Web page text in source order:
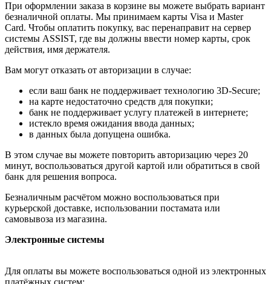
При оформлении заказа в корзине вы можете выбрать вариант
безналичной оплаты. Мы принимаем карты Visa и Master
Card. Чтобы оплатить покупку, вас перенаправит на сервер
системы ASSIST, где вы должны ввести номер карты, срок
действия, имя держателя.
Вам могут отказать от авторизации в случае:
если ваш банк не поддерживает технологию 3D-Secure;
на карте недостаточно средств для покупки;
банк не поддерживает услугу платежей в интернете;
истекло время ожидания ввода данных;
в данных была допущена ошибка.
В этом случае вы можете повторить авторизацию через 20
минут, воспользоваться другой картой или обратиться в свой
банк для решения вопроса.
Безналичным расчётом можно воспользоваться при
курьерской доставке, использовании постамата или
самовывоза из магазина.
Электронные системы
Для оплаты вы можете воспользоваться одной из электронных